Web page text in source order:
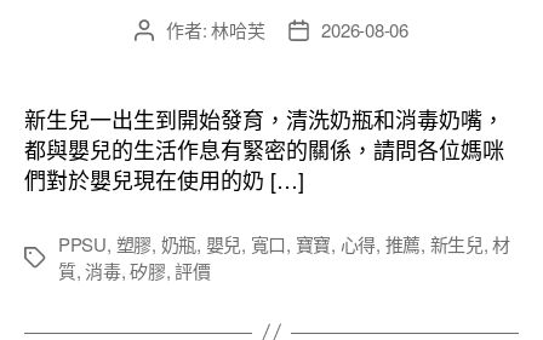
文
者
作者:林哈芙
文
佈
日
期
2026-08-06
新生兒一出生到開始發育，清洗奶瓶和消毒奶嘴，
都與嬰兒的生活作息有緊密的關係，請問各位媽咪
們對於嬰兒現在使用的奶 […]
標
PPSU, 塑膠, 奶瓶, 嬰兒, 寬口, 寶寶, 心得, 推薦, 新生兒,材
質,消毒,矽膠,評價